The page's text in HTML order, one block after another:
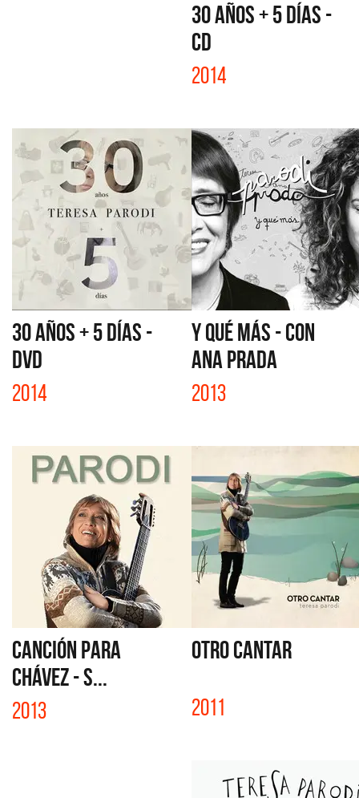
30 AÑOS + 5 DÍAS -
CD
2014
30 AÑOS + 5 DÍAS -
DVD
2014
Y QUÉ MÁS - CON
ANA PRADA
2013
CANCIÓN PARA
CHÁVEZ - S...
2013
OTRO CANTAR
2011